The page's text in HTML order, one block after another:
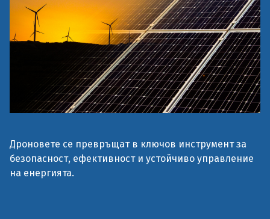
Дроновете се превръщат в ключов инструмент за
безопасност, ефективност и устойчиво управление
на енергията.